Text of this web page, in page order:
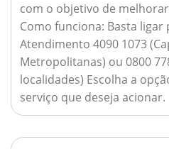
com o objetivo de
Como funciona: Basta ligar
Atendimento 4090 1073
Metropolitanas) ou 0800
localidades) Escolha a
serviço que deseja acionar.